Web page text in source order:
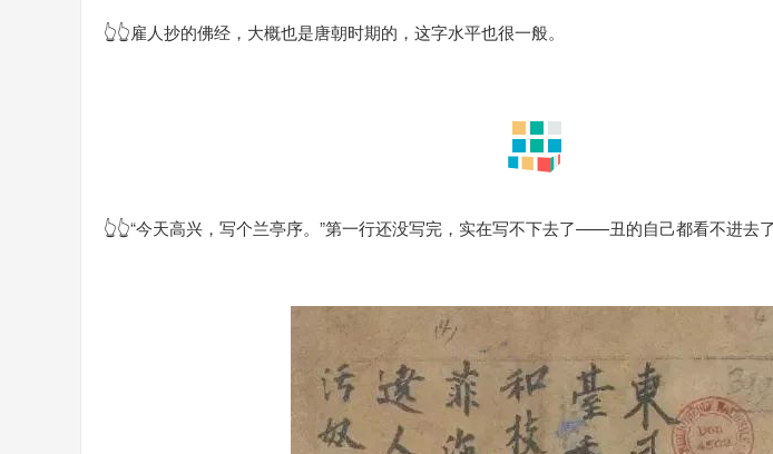
👆👆雇人抄的佛经，大概也是唐朝时期的，这字水平也很一般。